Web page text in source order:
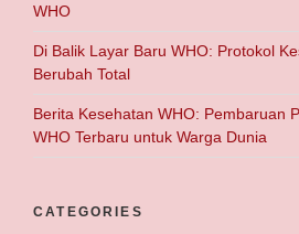
WHO
Di Balik Layar Baru WHO: Protokol
Berubah Total
Berita Kesehatan WHO: Pembaruan
WHO Terbaru untuk Warga Dunia
CATEGORIES